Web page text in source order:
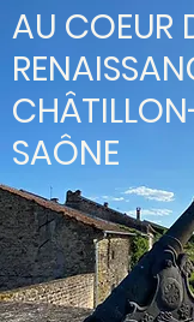
AU COEUR
SAÔNE